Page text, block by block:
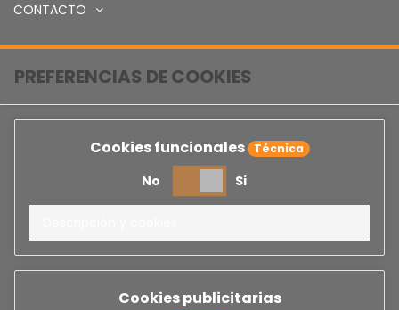
CONTACTO
PREFERENCIAS DE COOKIES
Cookies funcionales Técnica
No Si
Cookies publicitarias